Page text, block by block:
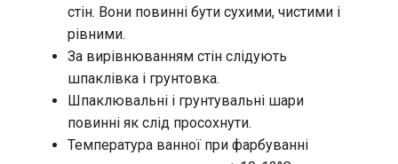
стін. Вони повинні бути сухими, чистими і
рівними.
За вирівнюванням стін слідують
шпаклівка і грунтовка.
Шпаклювальні і грунтувальні шари
повинні як слід просохнути.
Температура ванної при фарбуванні